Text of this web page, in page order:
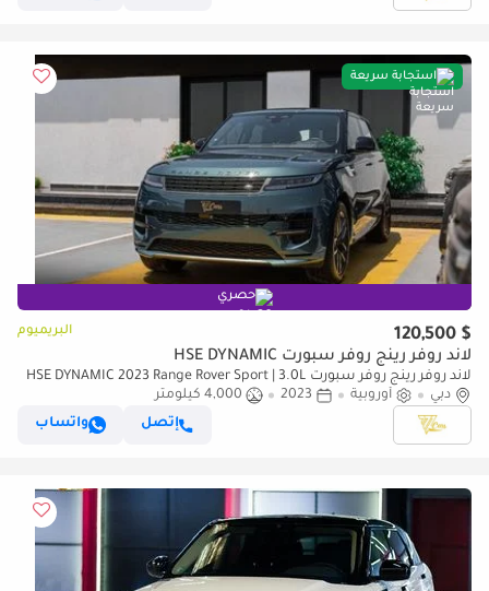
استجابة سريعة
حصري
$ 120,500 البريميوم
لاند روفر رينج روفر سبورت HSE DYNAMIC
لاند روفر رينج روفر سبورت HSE DYNAMIC 2023 Range Rover Sport | 3.0L
Mild Hybrid | AWD | European Specs
دبي أوروبية 2023
4,000 كيلومتر
إتصل
واتساب